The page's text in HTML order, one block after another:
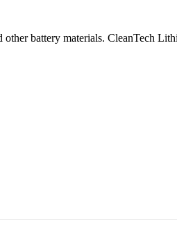
battery materials. CleanTech